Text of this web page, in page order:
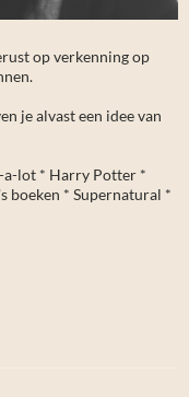
op verkenning op
je alvast een idee van
a-lot * Harry Potter *
boeken * Supernatural *